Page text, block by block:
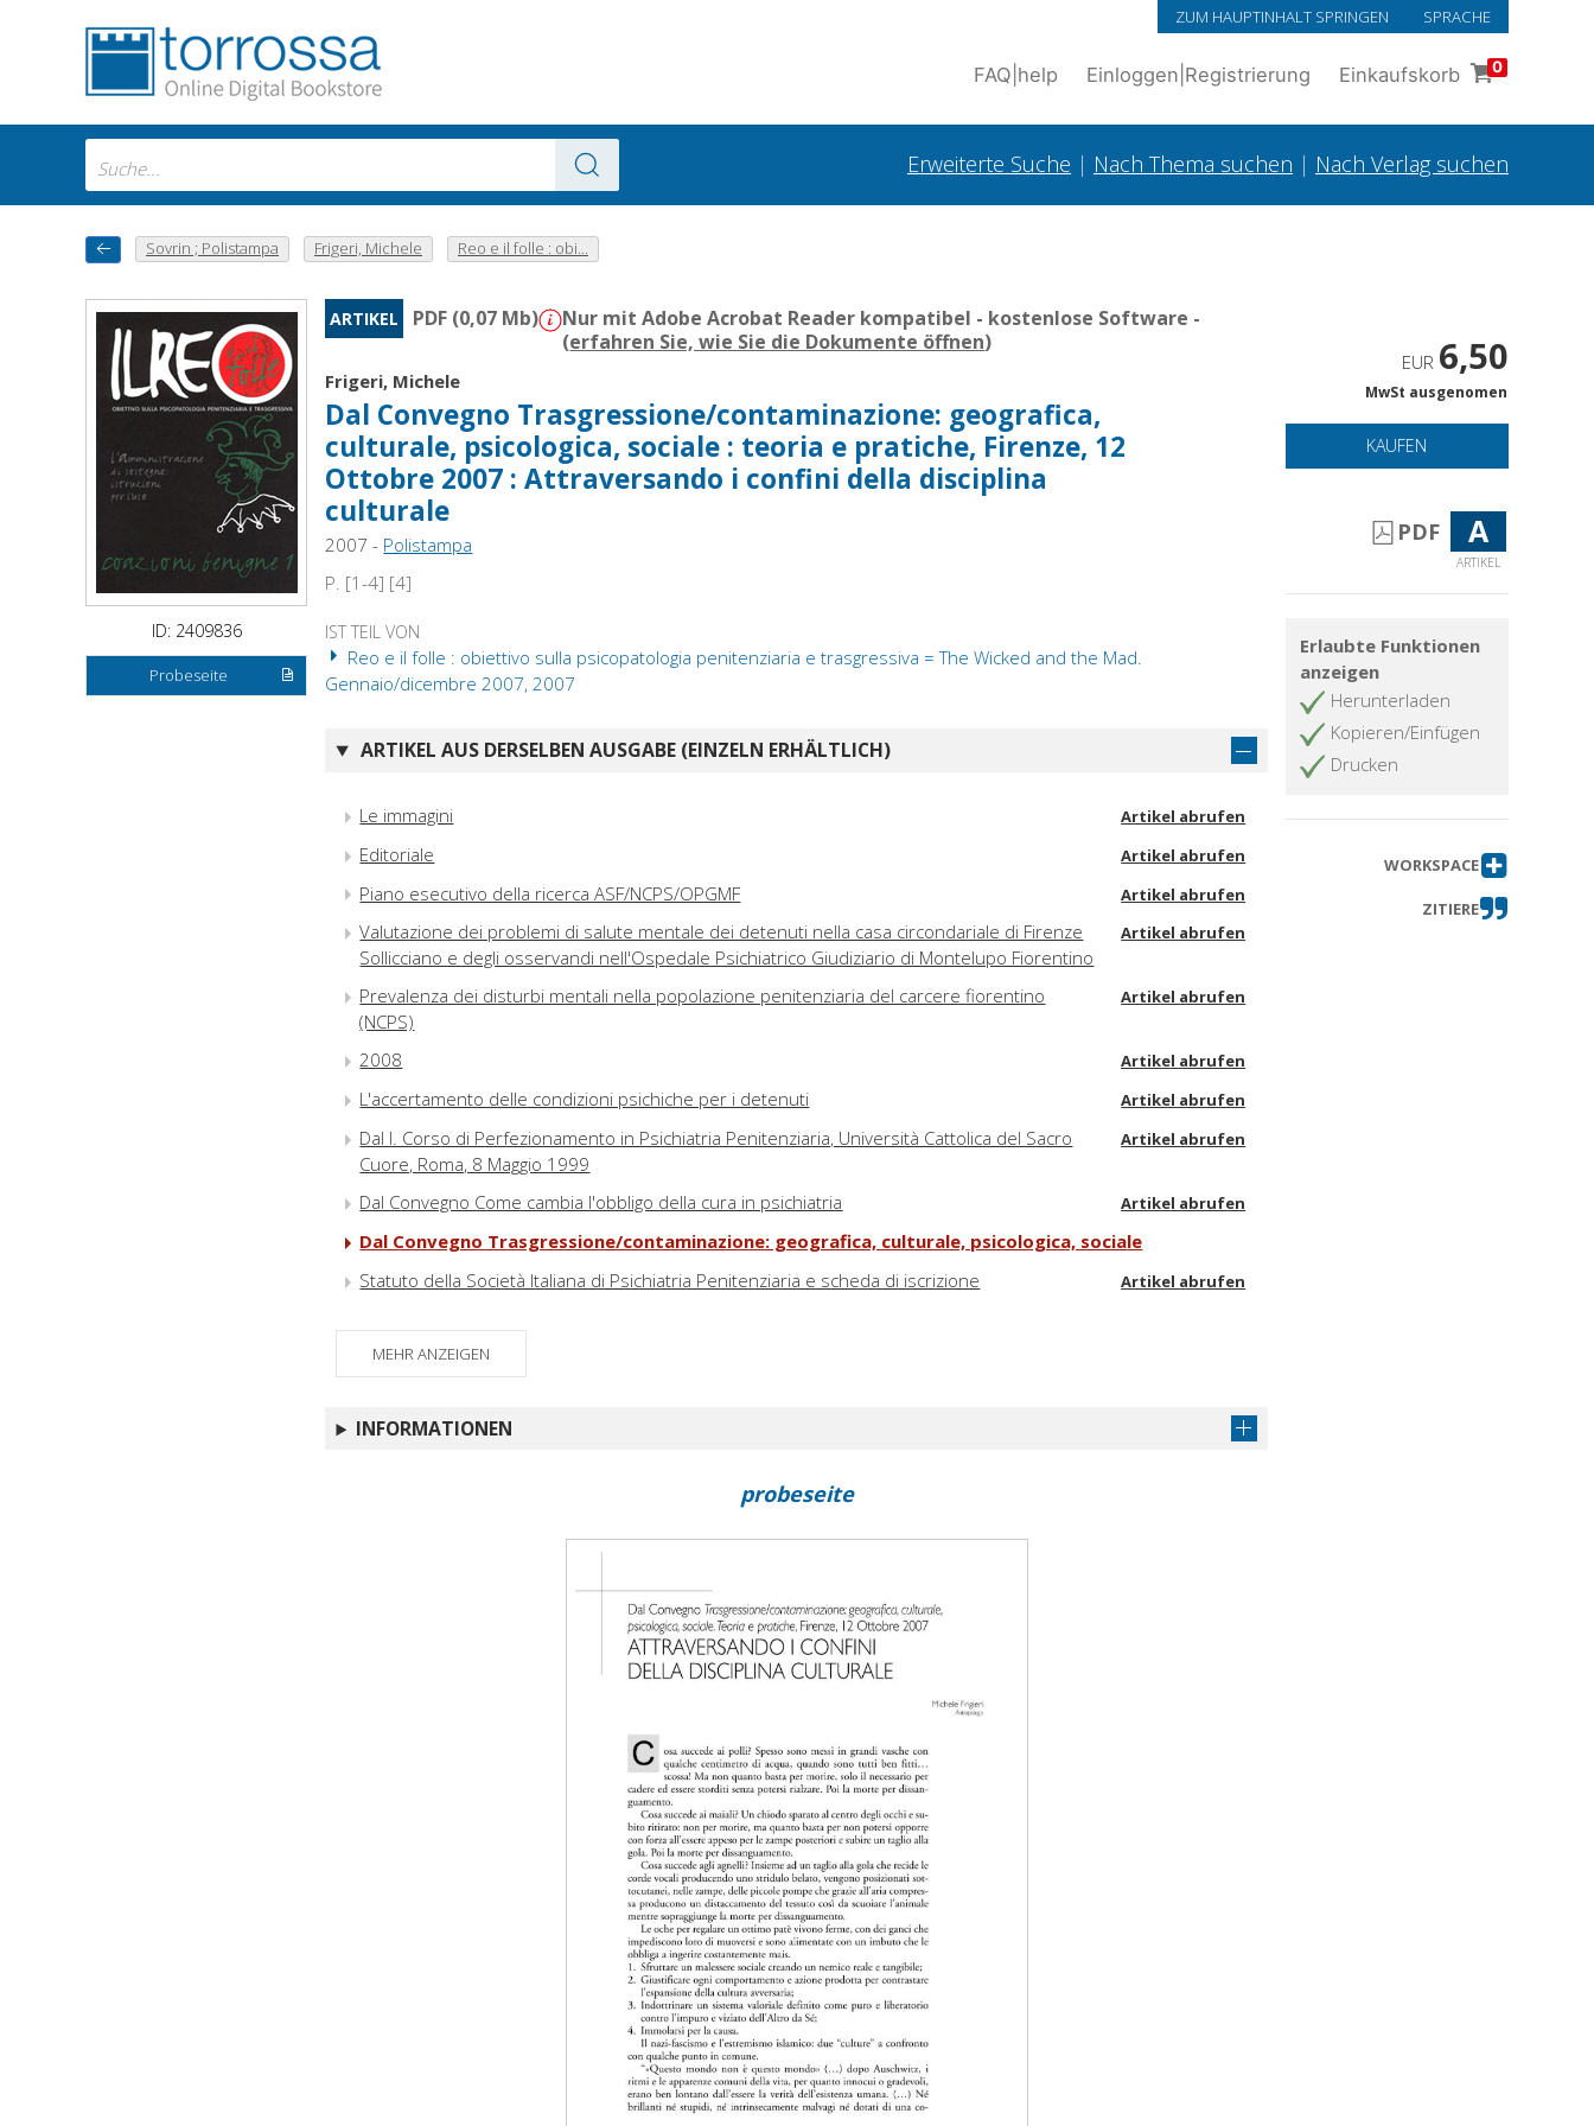
ZUM HAUPTINHALT SPRINGEN SPRACHE
FAQ help Einloggen Registrierung Einkaufskorb 0
Erweiterte Suche | Nach Thema suchen | Nach Verlag suchen
Sovrin ; Polistampa Frigeri, Michele Reo e il folle : obi...
ID: 2409836
Probeseite
ARTIKEL PDF (0,07 Mb)
Nur mit Adobe Acrobat Reader kompatibel - kostenlose Software -
(erfahren Sie, wie Sie die Dokumente öffnen)
Frigeri, Michele
Dal Convegno Trasgressione/contaminazione: geografica,
culturale, psicologica, sociale : teoria e pratiche, Firenze, 12
Ottobre 2007 : Attraversando i confini della disciplina
culturale
2007 - Polistampa
P. [1-4] [4]
IST TEIL VON
Reo e il folle : obiettivo sulla psicopatologia penitenziaria e trasgressiva = The Wicked and the Mad.
Gennaio/dicembre 2007, 2007
ARTIKEL AUS DERSELBEN AUSGABE (EINZELN ERHÄLTLICH)
Le immagini Artikel abrufen
Editoriale Artikel abrufen
Piano esecutivo della ricerca ASF/NCPS/OPGMF Artikel abrufen
Valutazione dei problemi di salute mentale dei detenuti nella casa circondariale di Firenze
Sollicciano e degli osservandi nell'Ospedale Psichiatrico Giudiziario di Montelupo Fiorentino
Artikel abrufen
Prevalenza dei disturbi mentali nella popolazione penitenziaria del carcere fiorentino
(NCPS)
Artikel abrufen
2008 Artikel abrufen
L'accertamento delle condizioni psichiche per i detenuti Artikel abrufen
Dal I. Corso di Perfezionamento in Psichiatria Penitenziaria, Università Cattolica del Sacro
Cuore, Roma, 8 Maggio 1999
Artikel abrufen
Dal Convegno Come cambia l'obbligo della cura in psichiatria Artikel abrufen
Dal Convegno Trasgressione/contaminazione: geografica, culturale, psicologica, sociale
Statuto della Società Italiana di Psichiatria Penitenziaria e scheda di iscrizione
Artikel abrufen
MEHR ANZEIGEN
INFORMATIONEN
EUR 6,50
MwSt ausgenomen
KAUFEN
PDF A
ARTIKEL
Erlaubte Funktionen
anzeigen
Herunterladen
Kopieren/Einfügen
Drucken
WORKSPACE
ZITIERE
probeseite